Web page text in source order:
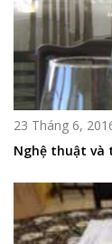
23 Tháng 6,
Nghệ thuật và